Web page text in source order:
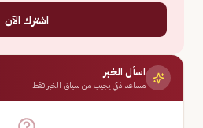
اشترك الآن
اسأل الخبر
مساعد ذكي يجيب من سياق الخبر فقط